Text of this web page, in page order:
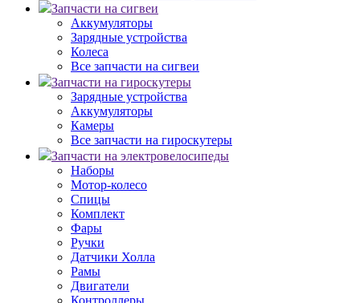
Запчасти на сигвеи
Аккумуляторы
Зарядные устройства
Колеса
Все запчасти на сигвеи
Запчасти на гироскутеры
Зарядные устройства
Аккумуляторы
Камеры
Все запчасти на гироскутеры
Запчасти на электровелосипеды
Наборы
Мотор-колесо
Спицы
Комплект
Фары
Ручки
Датчики Холла
Рамы
Двигатели
Контроллеры